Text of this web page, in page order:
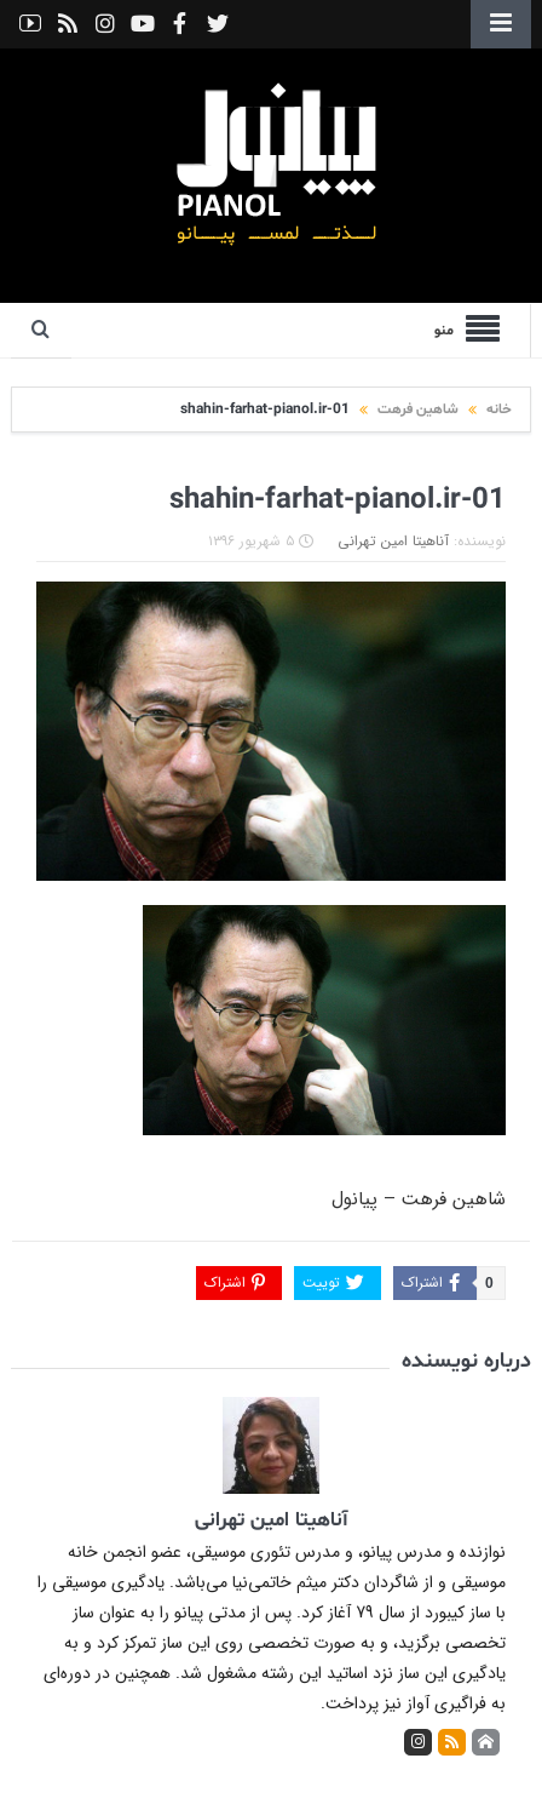
منو
خانه شاهین فرهت shahin-farhat-pianol.ir-01
shahin-farhat-pianol.ir-01
نویسنده: آناهیتا امین تهرانی ۵ شهریور ۱۳۹۶
شاهین فرهت – پیانول
اشتراک 0 توییت اشتراک
درباره نویسنده
آناهیتا امین تهرانی
نوازنده و مدرس پیانو، و مدرس تئوری موسیقی، عضو انجمن خانه
موسیقی و از شاگردان دکتر میثم خاتمی‌نیا می‌باشد. یادگیری موسیقی را
با ساز کیبورد از سال 79 آغاز کرد. پس از مدتی پیانو را به عنوان ساز
تخصصی برگزید، و به صورت تخصصی روی این ساز تمرکز کرد و به
یادگیری این ساز نزد اساتید این رشته مشغول شد. همچنین در دوره‌ای
به فراگیری آواز نیز پرداخت.